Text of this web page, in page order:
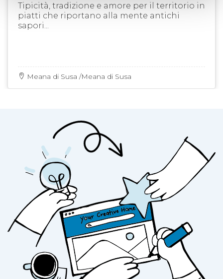
Tipicità, tradizione e amore per il territorio in
piatti che riportano alla mente antichi
sapori...
Meana di Susa /Meana di Susa